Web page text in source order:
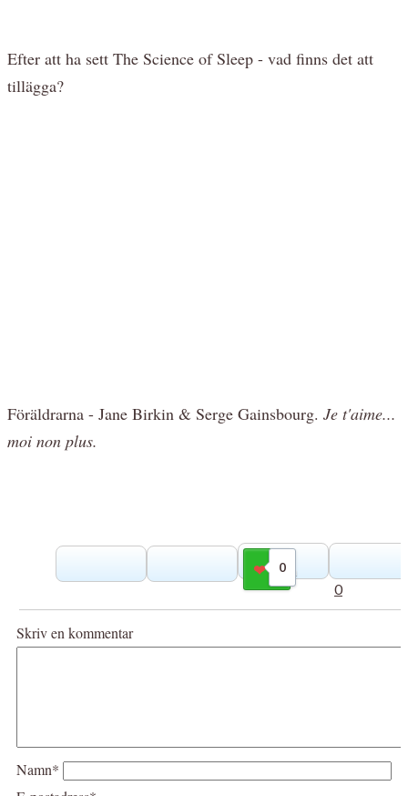
Efter att ha sett The Science of Sleep - vad finns det att
tillägga?
Föräldrarna - Jane Birkin & Serge Gainsbourg. Je t'aime...
moi non plus.
0
Gilla
0
Skriv en kommentar
Namn*